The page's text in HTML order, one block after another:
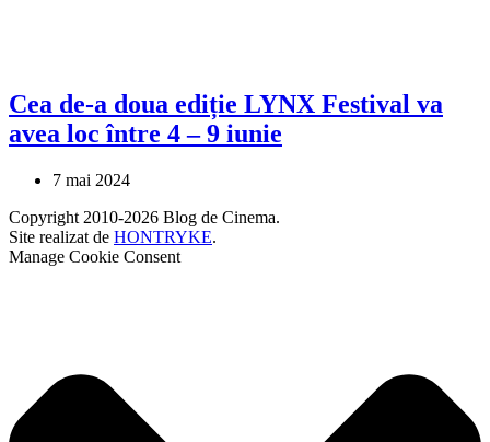
Cea de-a doua ediție LYNX Festival va
avea loc între 4 – 9 iunie
7 mai 2024
Copyright 2010-2026 Blog de Cinema.
Site realizat de HONTRYKE.
Manage Cookie Consent